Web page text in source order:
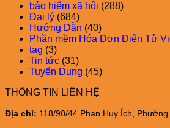
bảo hiểm xã hội (288)
Đại lý (684)
Hướng Dẫn (40)
Phần mềm Hóa Đơn Điện Tử
tag (3)
Tin tức (31)
Tuyển Dụng (45)
THÔNG TIN LIÊN HỆ
Địa chỉ: 118/90/44 Phan Huy Ích,